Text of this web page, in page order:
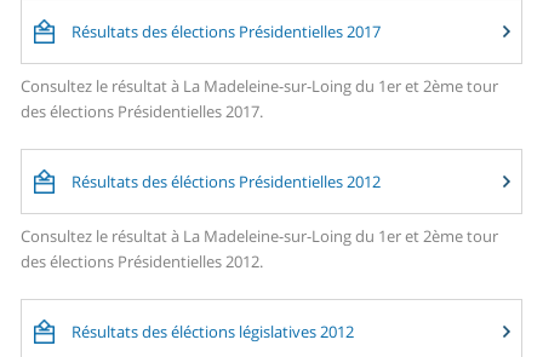
Résultats des élections Présidentielles 2017
Consultez le résultat à La Madeleine-sur-Loing du 1er et 2ème tour
des élections Présidentielles 2017.
Résultats des éléctions Présidentielles 2012
Consultez le résultat à La Madeleine-sur-Loing du 1er et 2ème tour
des élections Présidentielles 2012.
Résultats des éléctions législatives 2012